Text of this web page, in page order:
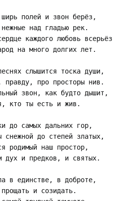
полей и звон берёз,
нежные над гладью рек.
каждого любовь всерьёз
на много долгих лет.
слышится тоска души,
правду, про просторы нив.
звон, как будто дышит,
кто ты есть и жив.
до самых дальних гор,
снежной до степей златых,
родимый наш простор,
дух и предков, и святых.
в единстве, в доброте,
и созидать.